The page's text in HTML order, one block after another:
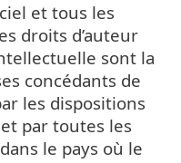
et tous les
droits d’auteur
sont la
concédants de
les dispositions
par toutes les
le pays où le